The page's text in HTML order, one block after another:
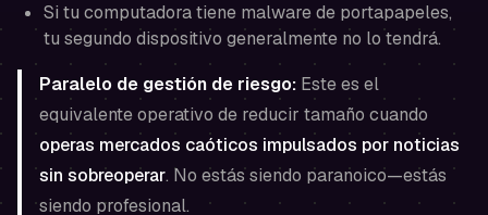
Si tu computadora tiene malware de portapapeles,
tu segundo dispositivo generalmente no lo tendrá.
Paralelo de gestión de riesgo: Este es el
equivalente operativo de reducir tamaño cuando
operas mercados caóticos impulsados por noticias
sin sobreoperar. No estás siendo paranoico—estás
siendo profesional.